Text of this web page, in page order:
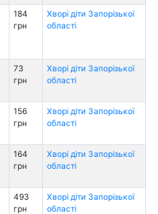
184
грн
Хворі діти Запорізької
області
73
грн
Хворі діти Запорізької
області
156
грн
Хворі діти Запорізької
області
164
грн
Хворі діти Запорізької
області
493
грн
Хворі діти Запорізької
області